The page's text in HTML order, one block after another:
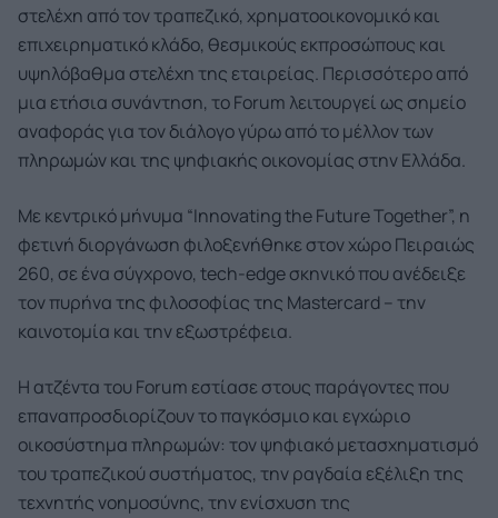
στελέχη από τον τραπεζικό, χρηματοοικονομικό και
επιχειρηματικό κλάδο, θεσμικούς εκπροσώπους και
υψηλόβαθμα στελέχη της εταιρείας. Περισσότερο από
μια ετήσια συνάντηση, το Forum λειτουργεί ως σημείο
αναφοράς για τον διάλογο γύρω από το μέλλον των
πληρωμών και της ψηφιακής οικονομίας στην Ελλάδα.
Με κεντρικό μήνυμα “Innovating the Future Together”, η
φετινή διοργάνωση φιλοξενήθηκε στον χώρο Πειραιώς
260, σε ένα σύγχρονο, tech-edge σκηνικό που ανέδειξε
τον πυρήνα της φιλοσοφίας της Mastercard – την
καινοτομία και την εξωστρέφεια.
Η ατζέντα του Forum εστίασε στους παράγοντες που
επαναπροσδιορίζουν το παγκόσμιο και εγχώριο
οικοσύστημα πληρωμών: τον ψηφιακό μετασχηματισμό
του τραπεζικού συστήματος, την ραγδαία εξέλιξη της
τεχνητής νοημοσύνης, την ενίσχυση της